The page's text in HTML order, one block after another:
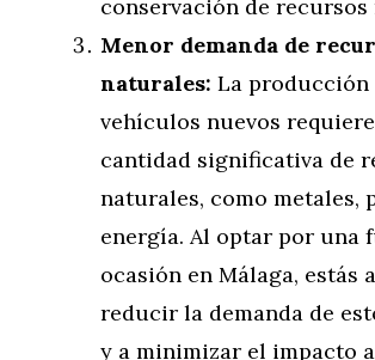
conservación de recursos
Menor demanda de
naturales: La producción
vehículos nuevos
cantidad significativa de
naturales, como metales,
energía. Al optar por una
ocasión en Málaga, estás
reducir la demanda de
y a minimizar el impacto